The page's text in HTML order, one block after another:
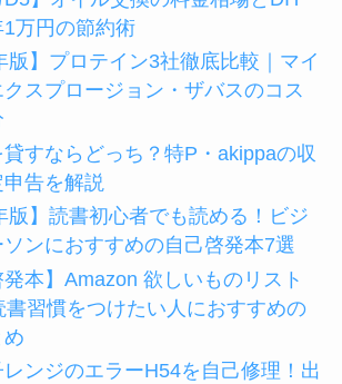
万円の節約術
版】プロテイン3社徹底比較｜マイ
スプロージョン・ザバスのコス
すならどっち？特P・akippaの収
告を解説
版】読書初心者でも読める！ビジ
ンにおすすめの自己啓発本7選
発本】Amazon 欲しいものリスト
書習慣をつけたい人におすすめの
め
レンジのエラーH54を自己修理！出